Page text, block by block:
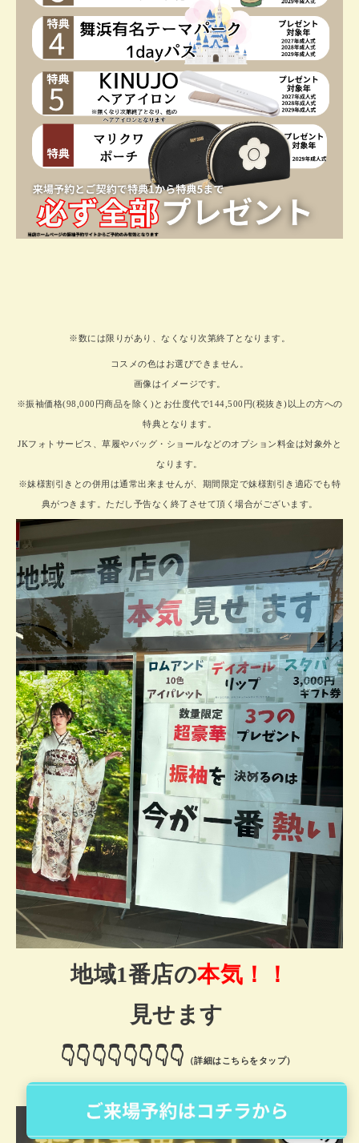
※数には限りがあり、なくなり次第終了となります。
コスメの色はお選びできません。
画像はイメージです。
※振袖価格(98,000円商品を除く)とお仕度代で144,500円(税抜き)以上の方への
特典となります。
JKフォトサービス、草履やバッグ・ショールなどのオプション料金は対象外と
なります。
※妹様割引きとの併用は通常出来ませんが、期間限定で妹様割引き適応でも特
典がつきます。ただし予告なく終了させて頂く場合がございます。
地域1番店の本気！！
見せます
👇👇👇👇👇👇👇👇 （詳細はこちらをタップ）